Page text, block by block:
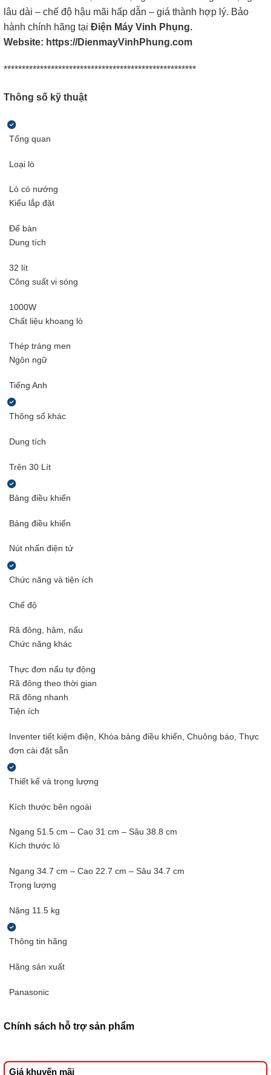
lâu dài – chế độ hậu mãi hấp dẫn – giá thành hợp lý. Bảo
hành chính hãng tại Điện Máy Vinh Phụng.
Website: https://DienmayVinhPhung.com
*****************************************************
Thông số kỹ thuật
Tổng quan
Loại lò
Lò có nướng
Kiểu lắp đặt
Để bàn
Dung tích
32 lít
Công suất vi sóng
1000W
Chất liệu khoang lò
Thép tráng men
Ngôn ngữ
Tiếng Anh
Thông số khác
Dung tích
Trên 30 Lít
Bảng điều khiển
Bảng điều khiển
Nút nhấn điện tử
Chức năng và tiện ích
Chế độ
Rã đông, hâm, nấu
Chức năng khác
Thực đơn nấu tự động
Rã đông theo thời gian
Rã đông nhanh
Tiện ích
Inventer tiết kiệm điện, Khóa bảng điều khiển, Chuông báo, Thực
đơn cài đặt sẵn
Thiết kế và trọng lượng
Kích thước bên ngoài
Ngang 51.5 cm – Cao 31 cm – Sâu 38.8 cm
Kích thước lò
Ngang 34.7 cm – Cao 22.7 cm – Sâu 34.7 cm
Trọng lượng
Nặng 11.5 kg
Thông tin hãng
Hãng sản xuất
Panasonic
Chính sách hỗ trợ sản phẩm
Giá khuyến mãi